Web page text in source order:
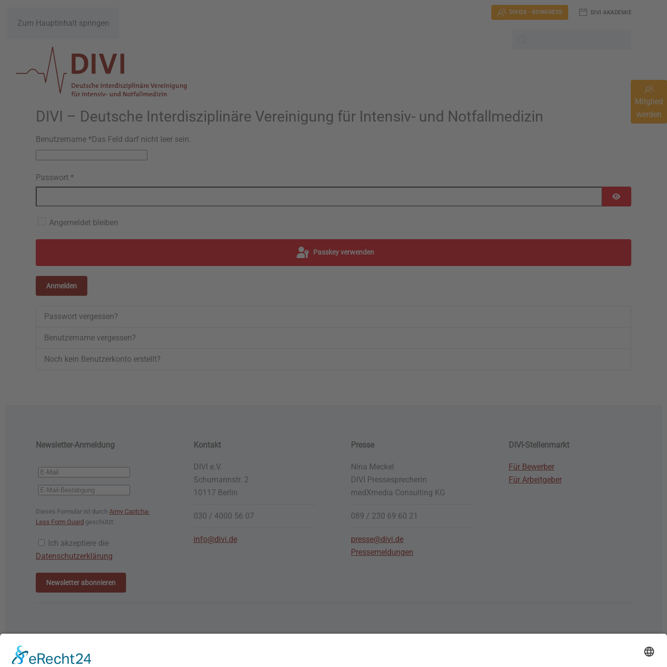
Zum Hauptinhalt springen
DIVI26 - KONGRESS DIVI AKADEMIE
DIVI – Deutsche Interdisziplinäre Vereinigung für Intensiv- und Notfallmedizin
Benutzername *Das Feld darf nicht leer sein.
Passwort *
Angemeldet bleiben
Passkey verwenden
Anmelden
Passwort vergessen?
Benutzername vergessen?
Noch kein Benutzerkonto erstellt?
Newsletter-Anmeldung
Dieses Formular ist durch Aimy Captcha-
Less Form Guard geschützt.
Ich akzeptiere die
Datenschutzerklärung
Newsletter abonnieren
Kontakt
DIVI e.V.
Schumannstr. 2
10117 Berlin
030 / 4000 56 07
info@divi.de
Presse
Nina Meckel
DIVI Pressesprecherin
medXmedia Consulting KG
089 / 230 69 60 21
presse@divi.de
Pressemeldungen
DIVI-Stellenmarkt
Für Bewerber
Für Arbeitgeber
Powered by
bioculture GmbH
Mitglied
werden